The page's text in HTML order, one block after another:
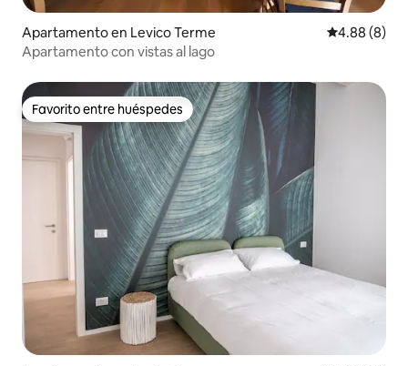
Apartamento en Levico Terme Calificación
4.88 (8)
Apartamento con vistas al lago
Favorito entre huéspedes
Favorito entre huéspedes